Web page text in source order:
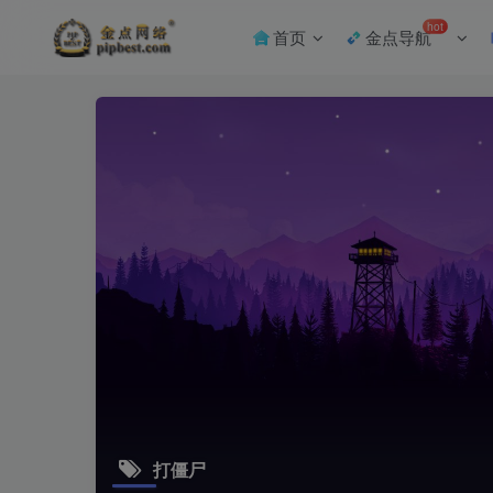
首页 金点导航hot
打僵尸